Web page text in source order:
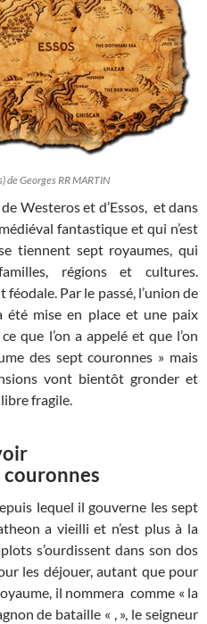
de Georges RR MARTIN
Westeros et d’Essos, et dans
fantastique et qui n’est
tiennent sept royaumes, qui
régions et cultures.
Par le passé, l’union de
été mise en place et une paix
que l’on a appelé et que l’on
des sept couronnes » mais
vont bientôt gronder et
fragile.
couronnes
lequel il gouverne les sept
a vieilli et n’est plus à la
s’ourdissent dans son dos
les déjouer, autant que pour
il nommera comme « la
de bataille « , », le seigneur